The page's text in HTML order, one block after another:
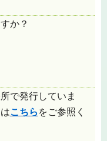
か？
で発行していま
こちら をご参照く